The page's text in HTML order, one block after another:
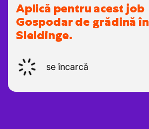
Aplică pentru acest job
Gospodar de grădină în
Sleidinge.
se încarcă